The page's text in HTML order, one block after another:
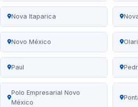
Nova Itaparica
Novo México
Paul
Polo Empresarial Novo
México